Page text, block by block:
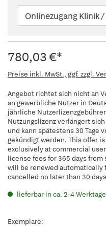
780,03 €*
Preise inkl. MwSt., ggf. zzgl.
Angebot richtet sich nicht an
an gewerbliche Nutzer in
jährliche
Nutzungslizenz verlängert
und kann spätestens 30 Tage
gekündigt werden. This offer
exclusively at commercial
license fees for 365 days
will be renewed automatically
cancelled no later than 30
lieferbar in ca. 2-4
Exemplare: